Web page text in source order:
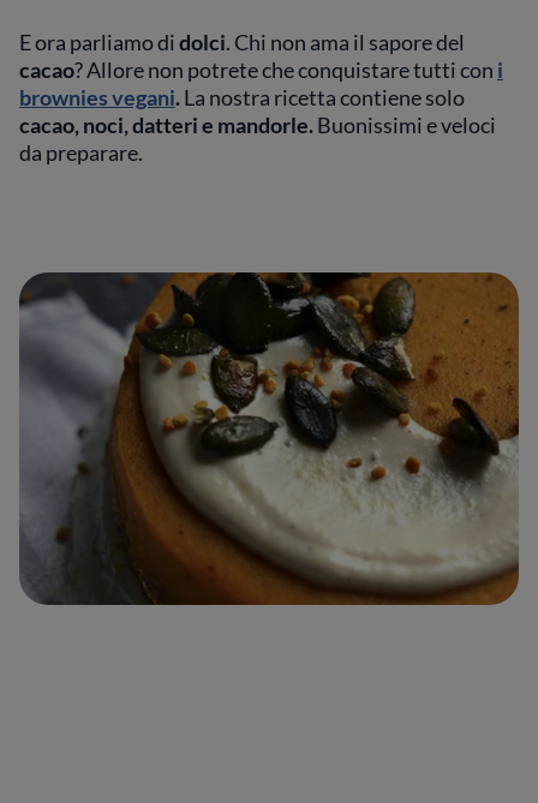
E ora parliamo didolci. Chi non ama il sapore del
cacao? Allore non potrete che conquistare tutti con i
brownies vegani.La nostra ricetta contiene solo
cacao, noci, datteri e mandorle.Buonissimi e veloci
da preparare.